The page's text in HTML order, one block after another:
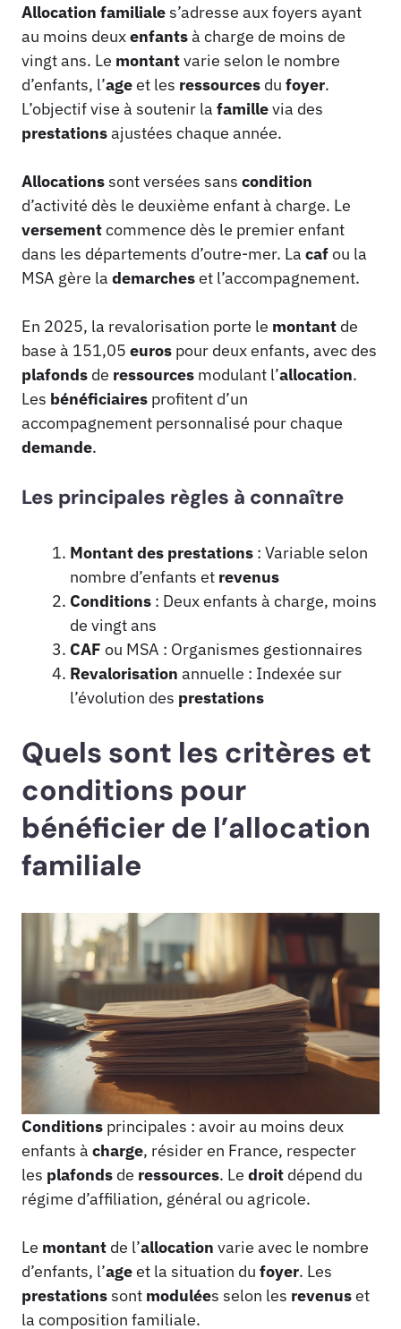
Allocation familiales’adresse aux foyers ayant
au moins deuxenfantsà charge de moins de
vingt ans. Le montantvarie selon le nombre
d’enfants, l’ageet les ressources du foyer.
L’objectif vise à soutenir la famillevia des
prestationsajustées chaque année.
Allocationssont versées sans condition
d’activité dès le deuxième enfant à charge. Le
versementcommence dès le premier enfant
dans les départements d’outre-mer. La cafou la
MSA gère la demarcheset l’accompagnement.
En 2025, la revalorisation porte le montant de
base à 151,05 euros pour deux enfants, avec des
plafonds de ressources modulant l’allocation.
Les bénéficiaires profitent d’un
accompagnement personnalisé pour chaque
demande.
Les principales règles à connaître
Montant des prestations : Variable selon
nombre d’enfants et revenus
Conditions : Deux enfants à charge, moins
de vingt ans
CAF ou MSA : Organismes gestionnaires
Revalorisation annuelle : Indexée sur
l’évolution des prestations
Quels sont les critères et
conditions pour
bénéficier de l’allocation
familiale
Conditions principales : avoir au moins deux
enfants à charge, résider en France, respecter
les plafonds de ressources. Le droit dépend du
régime d’affiliation, général ou agricole.
Le montant de l’allocation varie avec le nombre
d’enfants, l’ageet la situation du foyer. Les
prestationssont modulées selon les revenuset
la composition familiale.